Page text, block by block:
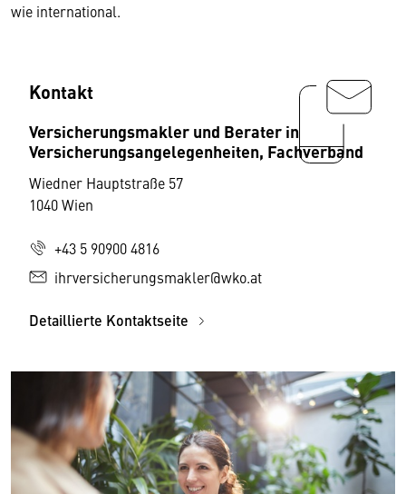
wie international.
Kontakt
Versicherungsmakler und Berater in
Versicherungsangelegenheiten, Fachverband
Wiedner Hauptstraße 57
1040 Wien
+43 5 90900 4816
ihrversicherungsmakler@wko.at
Detaillierte Kontaktseite